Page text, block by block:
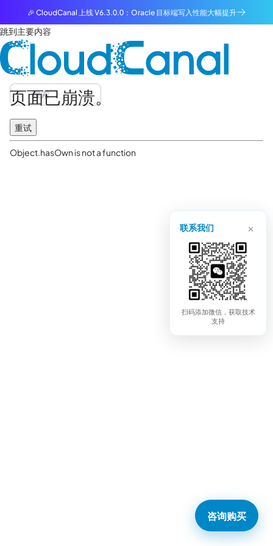
🎉 CloudCanal 上线 V6.3.0.0：Oracle 目标端写入性能大幅提升
跳到主要内容
页面已崩溃。
重试
Object.hasOwn is not a function
联系我们 ×
扫码添加微信，获取技术
支持
咨询购买